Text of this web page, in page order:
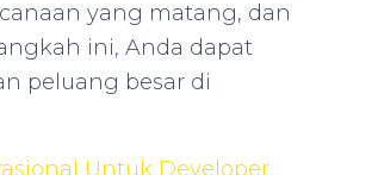
yang matang, dan
ini, Anda dapat
peluang besar di